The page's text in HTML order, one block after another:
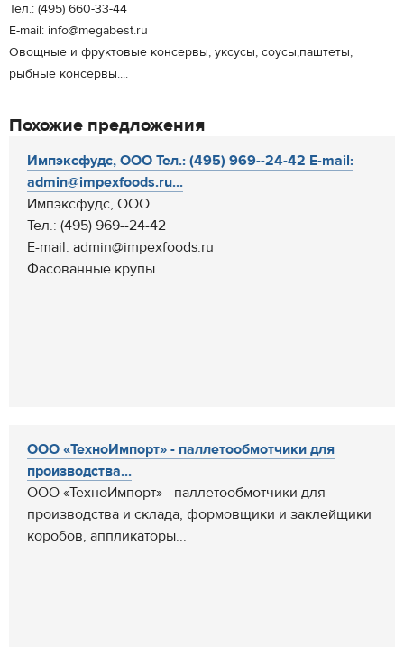
Тел.: (495) 660-33-44
E-mail: info@megabest.ru
Овощные и фруктовые консервы, уксусы, соусы,паштеты,
рыбные консервы....
Похожие предложения
Импэксфудс, ООО Тел.: (495) 969--24-42 E-mail:
admin@impexfoods.ru...
Импэксфудс, ООО
Тел.: (495) 969--24-42
E-mail: admin@impexfoods.ru
Фасованные крупы.
ООО «ТехноИмпорт» - паллетообмотчики для
производства...
ООО «ТехноИмпорт» - паллетообмотчики для
производства и склада, формовщики и заклейщики
коробов, аппликаторы...